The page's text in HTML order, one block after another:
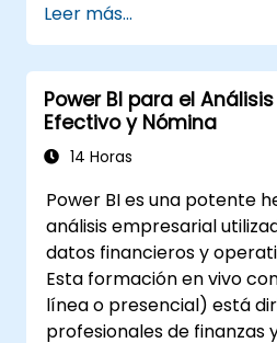
Leer más...
Power BI para el
Efectivo y Nómina
14 Horas
Power BI es una potente
análisis empresarial
datos financieros y
Esta formación en vivo
línea o presencial) está
profesionales de finanzas